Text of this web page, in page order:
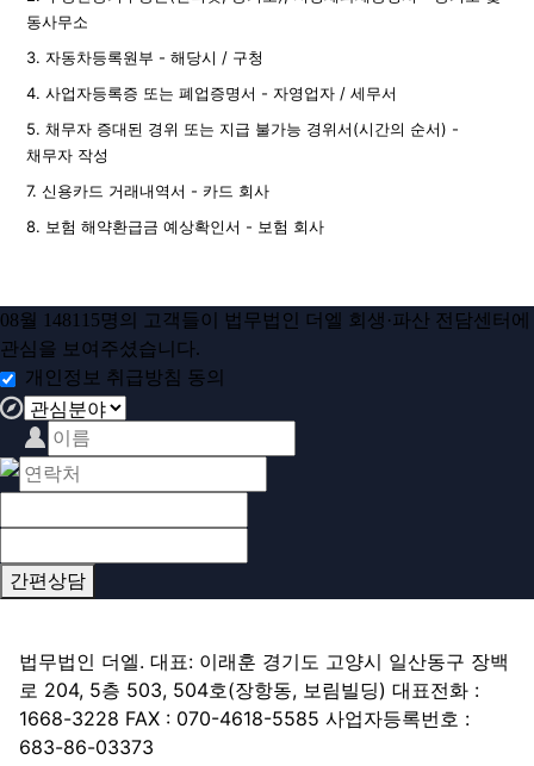
동사무소
3. 자동차등록원부 - 해당시 / 구청
4. 사업자등록증 또는 폐업증명서 - 자영업자 / 세무서
5. 채무자 증대된 경위 또는 지급 불가능 경위서(시간의 순서) -
채무자 작성
7. 신용카드 거래내역서 - 카드 회사
8. 보험 해약환급금 예상확인서 - 보험 회사
08월 148115명의 고객들이 법무법인 더엘 회생·파산 전담센터 에
관심을 보여주셨습니다.
개인정보 취급방침 동의
간편상담
법무법인 더엘. 대표: 이래훈 경기도 고양시 일산동구 장백
로 204, 5층 503, 504호(장항동, 보림빌딩) 대표전화 :
1668-3228 FAX : 070-4618-5585 사업자등록번호 :
683-86-03373